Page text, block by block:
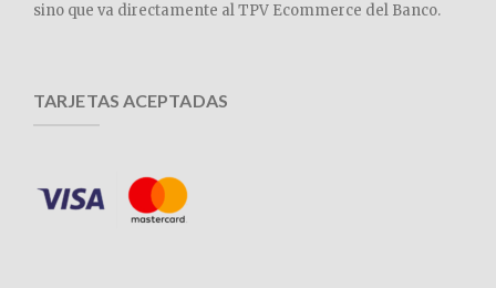
sino que va directamente al TPV Ecommerce del Banco.
TARJETAS ACEPTADAS